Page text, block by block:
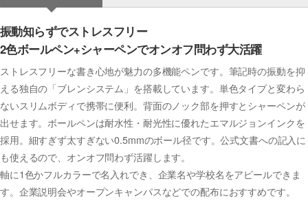
振動知らずでストレスフリー
2色ボールペン+シャーペンでオンオフ問わず大活躍
ストレスフリーな書き心地が魅力の多機能ペンです。筆記時の振動を抑
える独自の「ブレンシステム」を搭載しています。単色タイプと変わら
ないスリムボディで携帯に便利。背面のノック部を押すとシャーペンが
出せます。ボールペンは耐水性・耐光性に優れたエマルジョンインクを
採用。細すぎず太すぎない0.5mmのボール径です。公式文書への記入に
も使えるので、オンオフ問わず活躍します。
軸に1色かフルカラーで名入れでき、企業名や学校名をアピールできま
す。企業説明会やオープンキャンパスなどでの配布におすすめです。